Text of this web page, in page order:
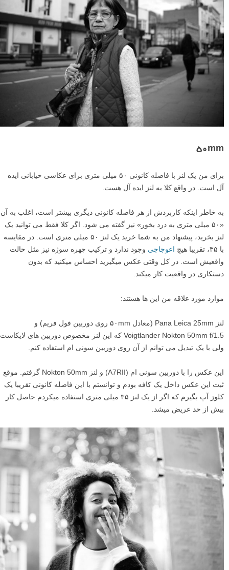
۵۰mm
برای من یک لنز با فاصله کانونی ۵۰ میلی متری برای عکاسی خیابانی ایده
آل است. در واقع کلا یه لنز ایده آل هست.
به خاطر اینکه کاربردش از هر فاصله کانونی دیگری بیشتر است، اغلب به آن
«۵۰ میلی متری به درد بخور» نیز گفته می شود. اگر کلا فقط می توانید یک
لنز بخرید، پیشنهاد من به شما خرید یک لنز ۵۰ میلی متری است. در مقایسه
با ۳۵، تقریبا هیچ
اعوجاجی وجود ندارد و ترکیب چهره سوژه نیز مثل حالت
واقعیش است. در کل وقتی عکس میگیرید احساس میکنید که بدون
دستکاری در واقعیت کار میکند.
موارد مورد علاقه من این ها هستند:
لنز Pana Leica 25mm (معادل ۵۰mm روی دوربین فول فریم) و
Voigtlander Nokton 50mm f/1.5 که این لنز مخصوص دوربین های لایکاست
ولی با یک تبدیل می توانم از آن روی دوربین سونی ام استفاده کنم.
این عکس را با دوربین سونی ام (A7RII) و لنز Nokton 50mm گرفتم. موقع
ثبت این عکس داخل یک کافه بودم و توانستم با این فاصله کانونی تقریبا یک
کلوز آپ بگیرم که اگر از یک لنز ۳۵ میلی متری استفاده میکردم حاصل کار
بیش از حد عریض میشد.